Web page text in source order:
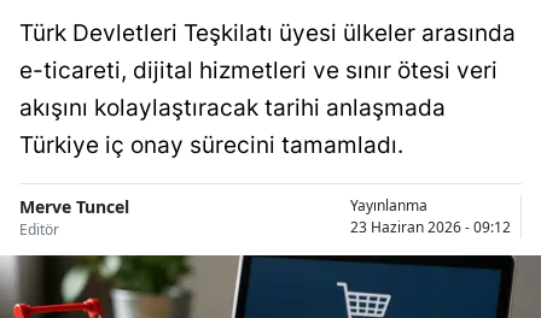
Türk Devletleri Teşkilatı üyesi ülkeler arasında
e-ticareti, dijital hizmetleri ve sınır ötesi veri
akışını kolaylaştıracak tarihi anlaşmada
Türkiye iç onay sürecini tamamladı.
Merve Tuncel
Editör
Yayınlanma
23 Haziran 2026 - 09:12